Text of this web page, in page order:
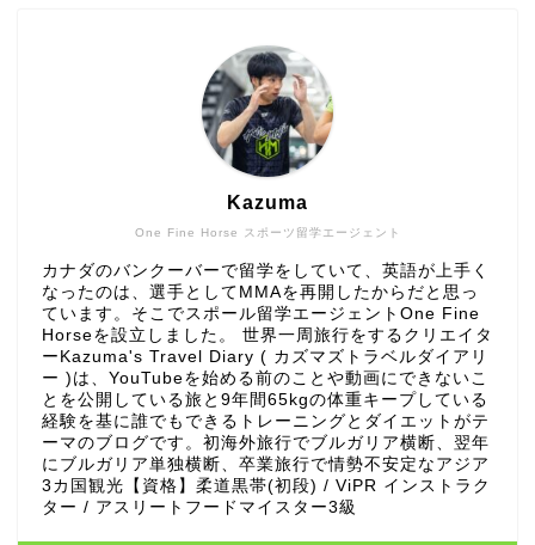
One Fine Horse スポーツ留学エージェント
Kazuma
カナダのバンクーバーで留学をしていて、英語が上手く
なったのは、選手としてMMAを再開したからだと思っ
ています。そこでスポール留学エージェントOne Fine
Horseを設立しました。 世界一周旅行をするクリエイタ
ーKazuma's Travel Diary ( カズマズトラベルダイアリ
ー )は、YouTubeを始める前のことや動画にできないこ
とを公開している旅と9年間65kgの体重キープしている
経験を基に誰でもできるトレーニングとダイエットがテ
ーマのブログです。初海外旅行でブルガリア横断、翌年
にブルガリア単独横断、卒業旅行で情勢不安定なアジア
3カ国観光【資格】柔道黒帯(初段) / ViPR インストラク
ター / アスリートフードマイスター3級